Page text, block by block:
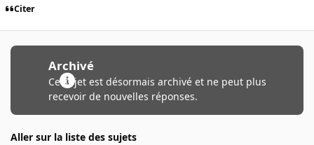
Citer
Archivé
Ce sujet est désormais archivé et ne peut plus
recevoir de nouvelles réponses.
Aller sur la liste des sujets